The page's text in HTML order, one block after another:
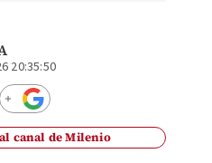
20:35:50
canal de Milenio